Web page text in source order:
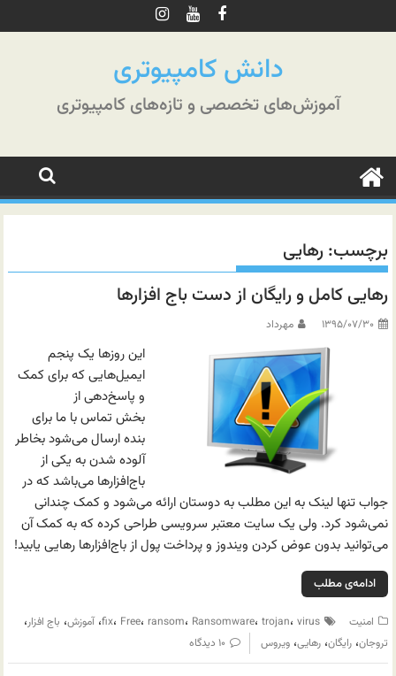
به
دانش کامپیوتری
آموزش‌های تخصصی و تازه‌های کامپیوتری
برچسب:رهایی
رهایی کامل و رایگان از دست باج افزارها
۱۳۹۵/۰۷/۳۰ مهرداد
این روزها یک پنجم
ایمیل‌هایی که برای کمک
و پاسخ‌دهی از
بخش تماس با ما برای
بنده ارسال می‌شود بخاطر
آلوده شدن به یکی از
باج‌افزارها می‌باشد که در
جواب تنها لینک به این مطلب به دوستان ارائه می‌شود و کمک چندانی
نمی‌شود کرد. ولی یک سایت معتبر سرویسی طراحی کرده که به کمک آن
می‌توانید بدون عوض کردن ویندوز و پرداخت پول از باج‌افزارها رهایی یابید!
ادامه‌ی مطلب
امنیت fix، Free، ransom، Ransomware، trojan، virus ،آموزش، باج افزار،
تروجان،رایگان،رهایی،ویروس ۱۰ دیدگاه